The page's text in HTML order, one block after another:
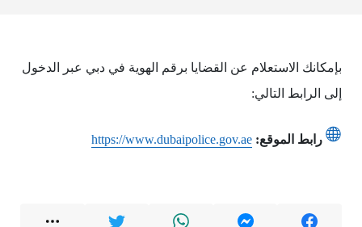
بإمكانك الاستعلام عن القضايا برقم الهوية في دبي عبر الدخول
إلى الرابط التالي:
رابط الموقع: https://www.dubaipolice.gov.ae